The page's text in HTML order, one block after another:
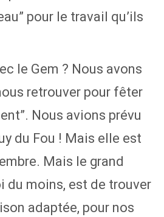
pour le travail qu’ils
le Gem ? Nous avons
retrouver pour fêter
Nous avions prévu
du Fou ! Mais elle est
Mais le grand
du moins, est de trouver
adaptée, pour nos